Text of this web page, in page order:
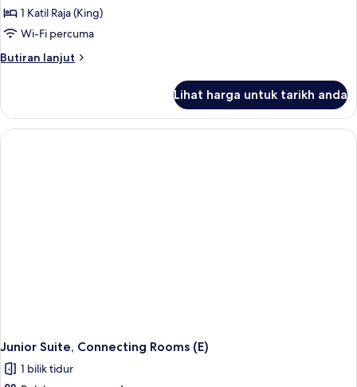
1 Katil Raja (King)
Wi-Fi percuma
Butiran lanjut
Butiran
Ocean
View
(E)
Lihat harga untuk tarikh anda
Junior Suite, Connecting Rooms (E)
1 bilik tidur